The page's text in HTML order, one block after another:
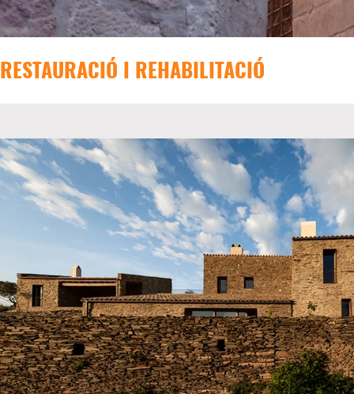
RESTAURACIÓ I REHABILITACIÓ